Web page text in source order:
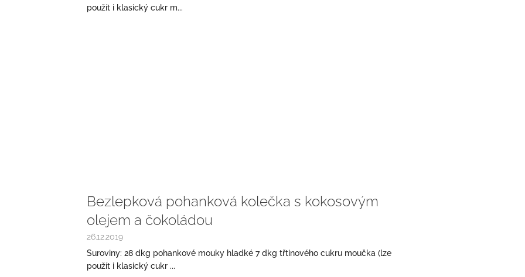
použít i klasický cukr m...
Bezlepková pohanková kolečka s kokosovým
olejem a čokoládou
26.12.2019
Suroviny: 28 dkg pohankové mouky hladké 7 dkg třtinového cukru moučka (lze
použít i klasický cukr ...